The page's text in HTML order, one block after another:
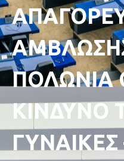
ΠΟΛΩΝΙΑ
ΚΙΝΔΥΝΟ
ΓΥΝΑΙΚΕΣ